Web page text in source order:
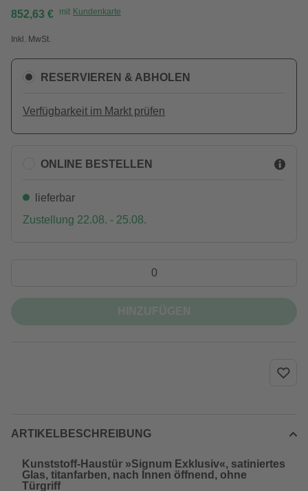
852,63 € mit Kundenkarte
Inkl. MwSt.
RESERVIEREN & ABHOLEN
Verfügbarkeit im Markt prüfen
ONLINE BESTELLEN
lieferbar
Zustellung 22.08. - 25.08.
ARTIKELBESCHREIBUNG
Kunststoff-Haustür »Signum Exklusiv«, satiniertes
Glas, titanfarben, nach Innen öffnend, ohne
Türgriff